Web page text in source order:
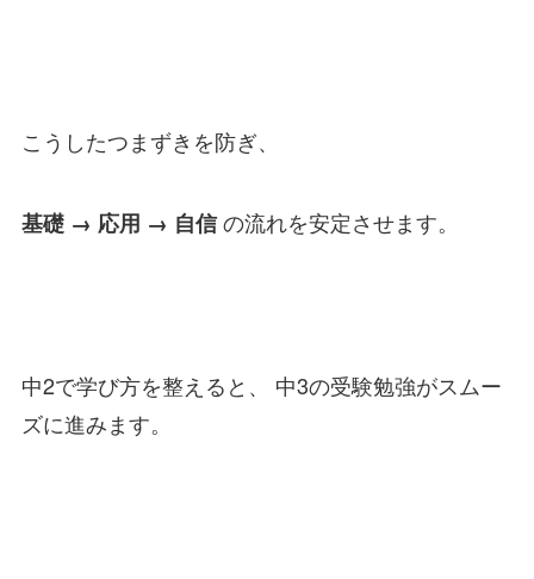
こうしたつまずきを防ぎ、
基礎 → 応用 → 自信の流れを安定させます。
中2で学び方を整えると、 中3の受験勉強がスムー
ズに進みます。